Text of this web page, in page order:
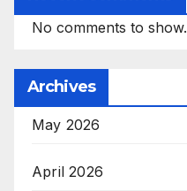
No comments to show.
Archives
May 2026
April 2026